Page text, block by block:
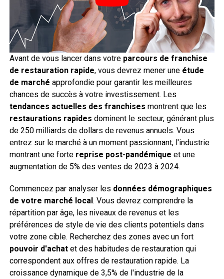
Avant de vous lancer dans votre parcours de franchise
de restauration rapide, vous devrez mener une étude
de marché approfondie pour garantir les meilleures
chances de succès à votre investissement. Les
tendances actuelles des franchises montrent que les
restaurations rapides dominent le secteur, générant plus
de 250 milliards de dollars de revenus annuels. Vous
entrez sur le marché à un moment passionnant, l'industrie
montrant une forte reprise post-pandémique et une
augmentation de 5% des ventes de 2023 à 2024.
Commencez par analyser les données démographiques
de votre marché local. Vous devrez comprendre la
répartition par âge, les niveaux de revenus et les
préférences de style de vie des clients potentiels dans
votre zone cible. Recherchez des zones avec un fort
pouvoir d'achatet des habitudes de restauration qui
correspondent aux offres de restauration rapide. La
croissance dynamique de 3,5% de l'industrie de la